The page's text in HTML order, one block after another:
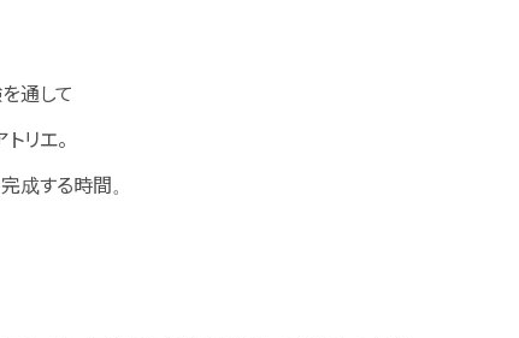
通して
リエ。
成する時間。